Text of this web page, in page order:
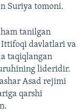
Suriya tomoni.
tanilgan
Ittifoqi davlatlari va
taqiqlangan
lideridir.
Asad rejimi
qarshi